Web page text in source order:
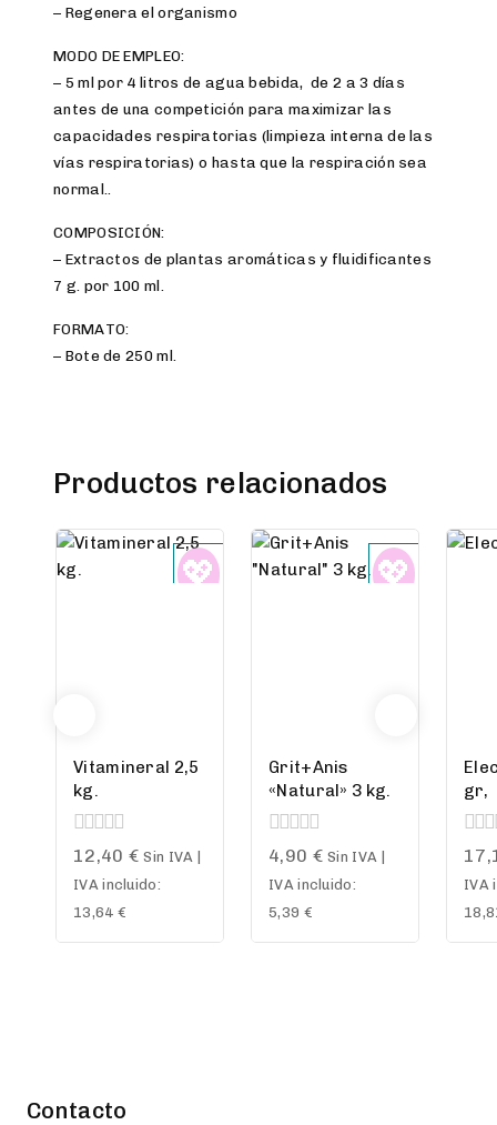
– Regenera el organismo
MODO DE EMPLEO:
– 5 ml por 4 litros de agua bebida, de 2 a 3 días
antes de una competición para maximizar las
capacidades respiratorias (limpieza interna de las
vías respiratorias) o hasta que la respiración sea
normal..
COMPOSICIÓN:
– Extractos de plantas aromáticas y fluidificantes
7 g. por 100 ml.
FORMATO:
– Bote de 250 ml.
Productos relacionados
Vitamineral 2,5
kg.
0
of
5
12,40 € Sin IVA |
IVA incluido:
13,64 €
Grit+Anis
«Natural» 3 kg.
0
out
of
5
4,90 € Sin IVA |
IVA incluido:
5,39 €
gr,
0
of
5
IVA
Contacto